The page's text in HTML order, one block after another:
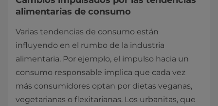
alimentarias de consumo
Varias tendencias de consumo están
influyendo en el rumbo de la industria
alimentaria. Por ejemplo, el impulso hacia un
consumo responsable implica que cada vez
más consumidores optan por dietas veganas,
vegetarianas o flexitarianas. Los urbanitas, que